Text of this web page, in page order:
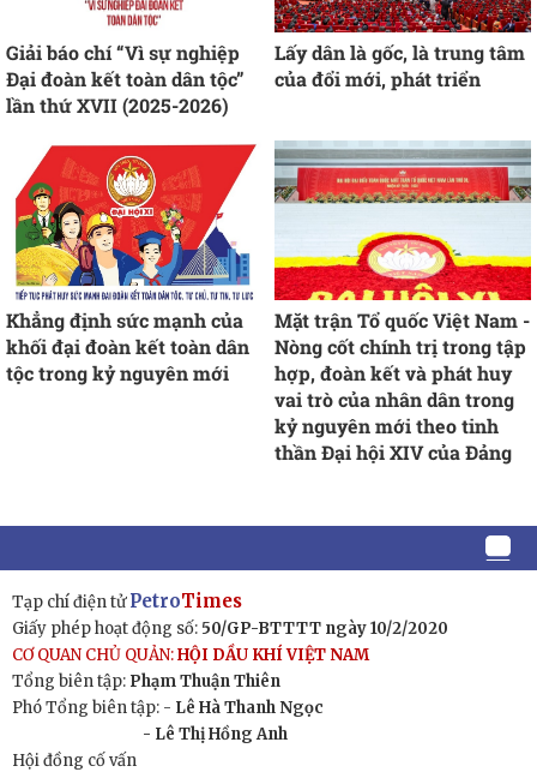
Giải báo chí “Vì sự nghiệp
Đại đoàn kết toàn dân tộc”
lần thứ XVII (2025-2026)
Lấy dân là gốc, là trung tâm
của đổi mới, phát triển
Khẳng định sức mạnh của
khối đại đoàn kết toàn dân
tộc trong kỷ nguyên mới
Mặt trận Tổ quốc Việt Nam -
Nòng cốt chính trị trong tập
hợp, đoàn kết và phát huy
vai trò của nhân dân trong
kỷ nguyên mới theo tinh
thần Đại hội XIV của Đảng
Tạp chí điện tửPetroTimes
Giấy phép hoạt động số: 50/GP-BTTTT ngày 10/2/2020
CƠ QUAN CHỦ QUẢN:HỘI DẦU KHÍ VIỆT NAM
Tổng biên tập: Phạm Thuận Thiên
Phó Tổng biên tập: - Lê Hà Thanh Ngọc
- Lê Thị Hồng Anh
Hội đồng cố vấn